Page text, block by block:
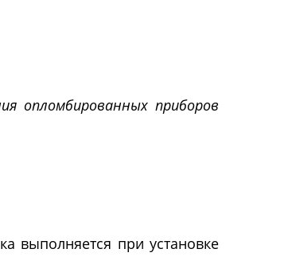
опломбированных приборов
выполняется при установке